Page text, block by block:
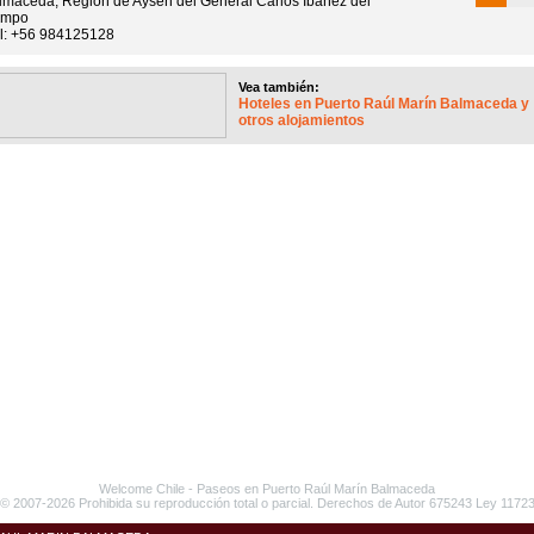
+56 984125128
Vea también:
Hoteles en Puerto Raúl Marín Balmaceda y
otros alojamientos
Welcome Chile - Paseos en Puerto Raúl Marín Balmaceda
© 2007-2026 Prohibida su reproducción total o parcial. Derechos de Autor 675243 Ley 11723